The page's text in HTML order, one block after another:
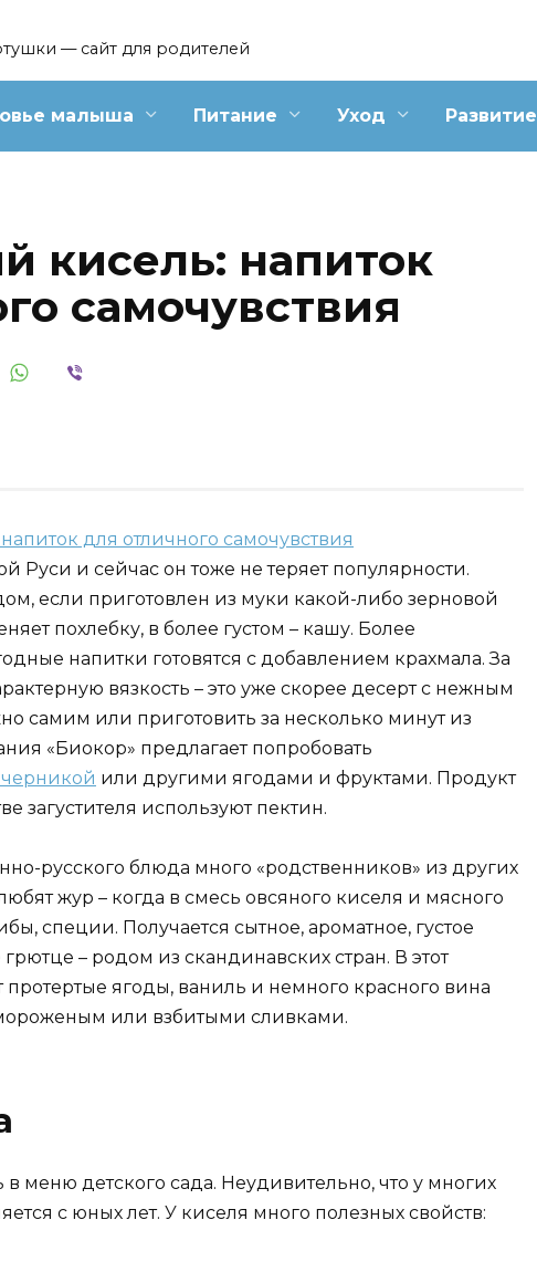
— сайт для родителей
малыша Питание Уход Развитие
кисель: напиток
самочувствия
Руси и сейчас он тоже не теряет популярности.
если приготовлен из муки какой-либо зерновой
похлебку, в более густом – кашу. Более
напитки готовятся с добавлением крахмала. За
вязкость – это уже скорее десерт с нежным
самим или приготовить за несколько минут из
«Биокор» предлагает попробовать
или другими ягодами и фруктами. Продукт
загустителя используют пектин.
русского блюда много «родственников» из других
жур – когда в смесь овсяного киселя и мясного
специи. Получается сытное, ароматное, густое
– родом из скандинавских стран. В этот
ягоды, ваниль и немного красного вина
или взбитыми сливками.
меню детского сада. Неудивительно, что у многих
с юных лет. У киселя много полезных свойств: